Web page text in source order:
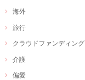
海外
旅行
クラウドファンディング
介護
偏愛